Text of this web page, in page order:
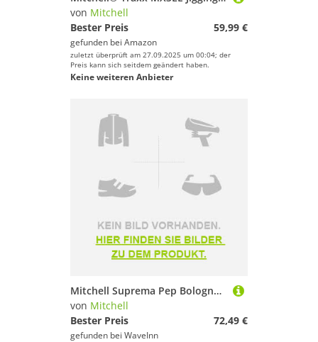
von Mitchell
Bester Preis
59,99 €
gefunden bei Amazon
zuletzt überprüft am 27.09.2025 um 00:04; der
Preis kann sich seitdem geändert haben.
Keine weiteren Anbieter
Mitchell Suprema Pep Bolognese Rod Golden 3.90 m / 10-40 g
von Mitchell
Bester Preis
72,49 €
gefunden bei WaveInn